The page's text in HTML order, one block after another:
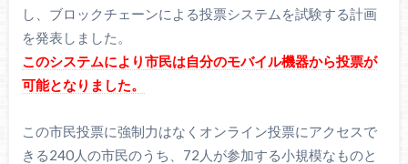
し、ブロックチェーンによる投票システムを試験する計画
を発表しました。
このシステムにより市民は自分のモバイル機器から投票が
可能となりました。
この市民投票に強制力はなくオンライン投票にアクセスで
きる240人の市民のうち、72人が参加する小規模なものと